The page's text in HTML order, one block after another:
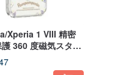
Xperia 1 VIII 精密
360 度磁気スタン
- 花咲くポムポムプ